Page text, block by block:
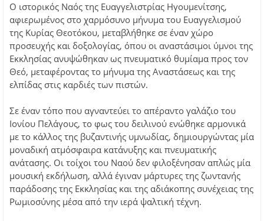
Ο ιστορικός Ναός της Ευαγγελιστρίας Ηγουμενίτσης,
αφιερωμένος στο χαρμόσυνο μήνυμα του Ευαγγελισμού
της Κυρίας Θεοτόκου, μεταβλήθηκε σε έναν χώρο
προσευχής και δοξολογίας, όπου οι αναστάσιμοι ύμνοι της
Εκκλησίας ανυψώθηκαν ως πνευματικό θυμίαμα προς τον
Θεό, μεταφέροντας το μήνυμα της Αναστάσεως και της
ελπίδας στις καρδιές των πιστών.
Σε έναν τόπο που αγναντεύει το απέραντο γαλάζιο του
Ιονίου Πελάγους, το φως του δειλινού ενώθηκε αρμονικά
με το κάλλος της βυζαντινής υμνωδίας, δημιουργώντας μία
μοναδική ατμόσφαιρα κατάνυξης και πνευματικής
ανάτασης. Οι τοίχοι του Ναού δεν φιλοξένησαν απλώς μία
μουσική εκδήλωση, αλλά έγιναν μάρτυρες της ζωντανής
παράδοσης της Εκκλησίας και της αδιάκοπης συνέχειας της
Ρωμιοσύνης μέσα από την ιερά ψαλτική τέχνη.